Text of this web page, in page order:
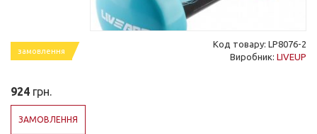
замовлення
Код товару: LP8076-2
Виробник: LIVEUP
924 грн.
ЗАМОВЛЕННЯ